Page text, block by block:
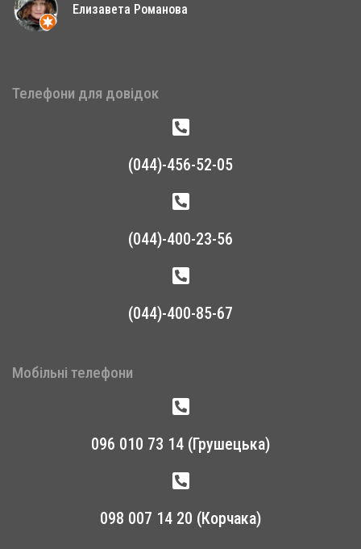
Елизавета Романова
Телефони для довідок
(044)-456-52-05
(044)-400-23-56
(044)-400-85-67
Мобільні телефони
096 010 73 14 (Грушецька)
098 007 14 20 (Корчака)